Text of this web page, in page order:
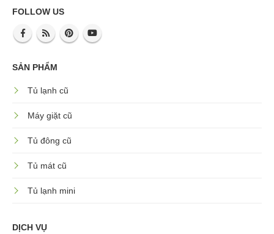
FOLLOW US
SẢN PHẨM
Tủ lạnh cũ
Máy giặt cũ
Tủ đông cũ
Tủ mát cũ
Tủ lạnh mini
DỊCH VỤ